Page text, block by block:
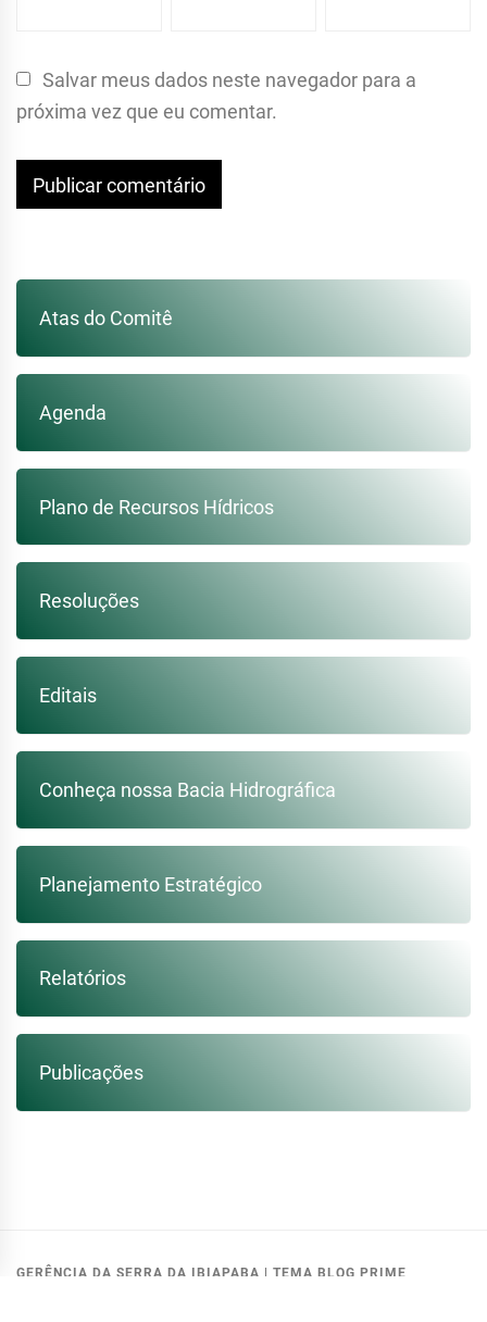
Salvar meus dados neste navegador para a
próxima vez que eu comentar.
Atas do Comitê
Agenda
Plano de Recursos Hídricos
Resoluções
Editais
Conheça nossa Bacia Hidrográfica
Planejamento Estratégico
Relatórios
Publicações
GERÊNCIA DA SERRA DA IBIAPABA | TEMA BLOG PRIME